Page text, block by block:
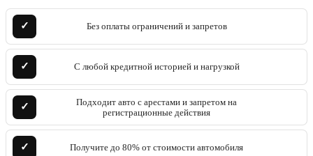
✓ Без оплаты ограничений и запретов
✓ С любой кредитной историей и нагрузкой
✓
Подходит авто с арестами и запретом на
регистрационные действия
✓ Получите до 80% от стоимости автомобиля